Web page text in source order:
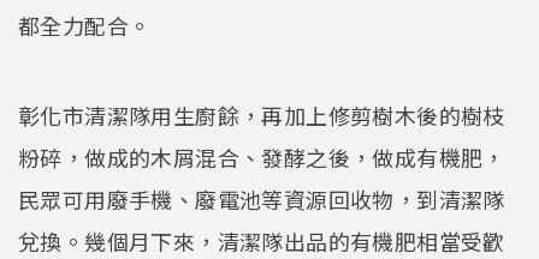
都全力配合。
彰化市清潔隊用生廚餘，再加上修剪樹木後的樹枝
粉碎，做成的木屑混合、發酵之後，做成有機肥，
民眾可用廢手機、廢電池等資源回收物，到清潔隊
兌換。幾個月下來，清潔隊出品的有機肥相當受歡